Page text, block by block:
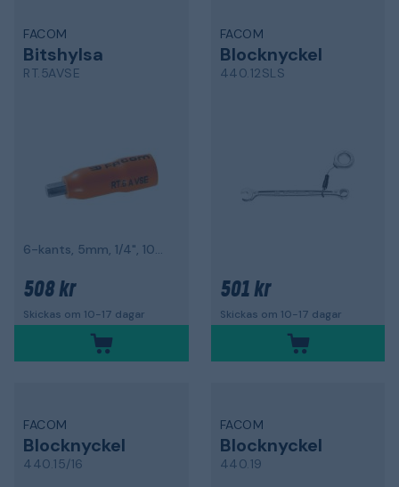
FACOM
Bitshylsa
RT.5AVSE
6-kants, 5mm, 1/4", 1000V
508 kr
Skickas om 10-17 dagar
FACOM
Blocknyckel
440.12SLS
501 kr
Skickas om 10-17 dagar
FACOM
Blocknyckel
440.15/16
FACOM
Blocknyckel
440.19